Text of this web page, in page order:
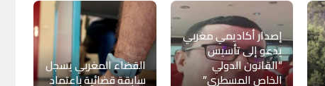
إصدار أكاديمي مغربي
يدعو إلى تأسيس
“القانون الدولي
الخاص المسطري”
القضاء المغربي يسجل
سابقة قضائية باعتماد